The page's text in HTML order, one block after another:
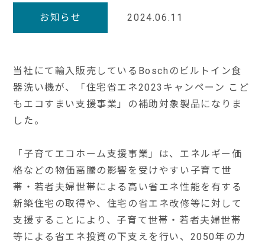
お知らせ 2024.06.11
当社にて輸入販売しているBoschのビルトイン食
器洗い機が、「住宅省エネ2023キャンペーン こど
もエコすまい支援事業」の補助対象製品になりま
した。
「子育てエコホーム支援事業」は、エネルギー価
格などの物価高騰の影響を受けやすい子育て世
帯・若者夫婦世帯による高い省エネ性能を有する
新築住宅の取得や、住宅の省エネ改修等に対して
支援することにより、子育て世帯・若者夫婦世帯
等による省エネ投資の下支えを行い、2050年のカ